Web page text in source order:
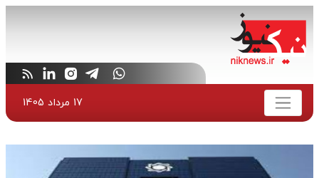
17 مرداد 1405